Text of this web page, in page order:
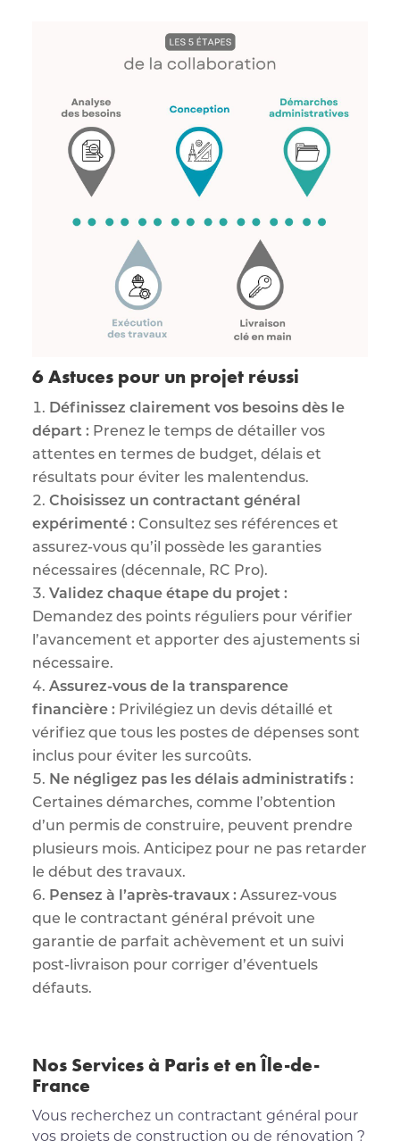
6 Astuces pour un projet réussi
Définissez clairement vos besoins dès le
départ : Prenez le temps de détailler vos
attentes en termes de budget, délais et
résultats pour éviter les malentendus.
Choisissez un contractant général
expérimenté : Consultez ses références et
assurez-vous qu’il possède les garanties
nécessaires (décennale, RC Pro).
Validez chaque étape du projet :
Demandez des points réguliers pour vérifier
l’avancement et apporter des ajustements si
nécessaire.
Assurez-vous de la transparence
financière : Privilégiez un devis détaillé et
vérifiez que tous les postes de dépenses sont
inclus pour éviter les surcoûts.
Ne négligez pas les délais administratifs :
Certaines démarches, comme l’obtention
d’un permis de construire, peuvent prendre
plusieurs mois. Anticipez pour ne pas retarder
le début des travaux.
Pensez à l’après-travaux :Assurez-vous
que le contractant général prévoit une
garantie de parfait achèvement et un suivi
post-livraison pour corriger d’éventuels
défauts.
Nos Services à Paris et en Île-de-
France
Vous recherchez un contractant général pour
vos projets de construction ou de rénovation ?